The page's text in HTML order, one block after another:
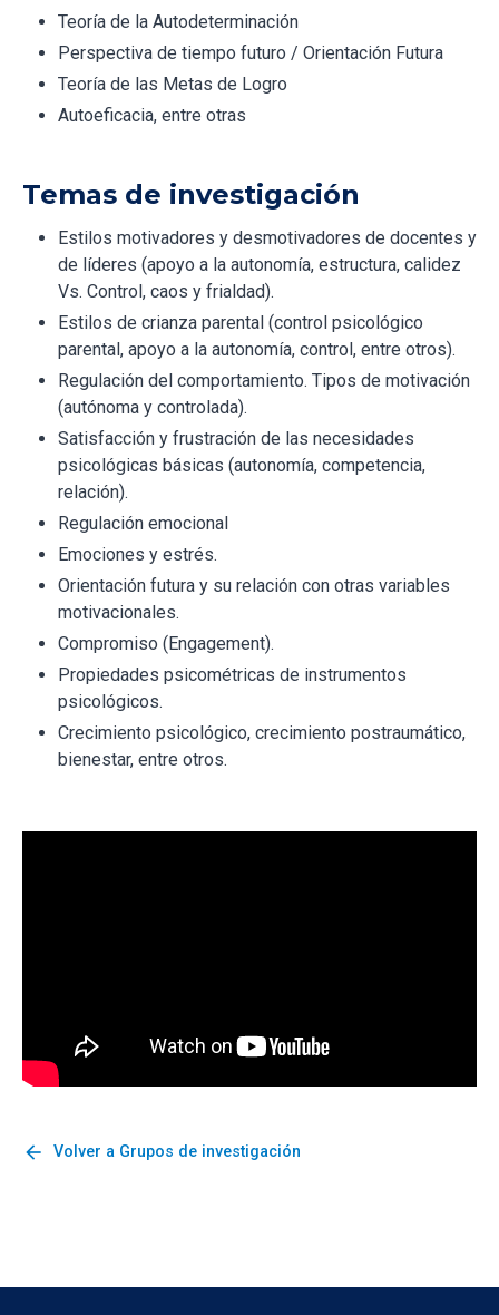
Teoría de la Autodeterminación
Perspectiva de tiempo futuro / Orientación Futura
Teoría de las Metas de Logro
Autoeficacia, entre otras
Temas de investigación
Estilos motivadores y desmotivadores de docentes y
de líderes (apoyo a la autonomía, estructura, calidez
Vs. Control, caos y frialdad).
Estilos de crianza parental (control psicológico
parental, apoyo a la autonomía, control, entre otros).
Regulación del comportamiento. Tipos de motivación
(autónoma y controlada).
Satisfacción y frustración de las necesidades
psicológicas básicas (autonomía, competencia,
relación).
Regulación emocional
Emociones y estrés.
Orientación futura y su relación con otras variables
motivacionales.
Compromiso (Engagement).
Propiedades psicométricas de instrumentos
psicológicos.
Crecimiento psicológico, crecimiento postraumático,
bienestar, entre otros.
arrow_back Volver a Grupos de investigación